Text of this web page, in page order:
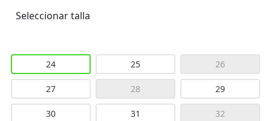
Seleccionar talla
24 25 26
27 28 29
30 31 32